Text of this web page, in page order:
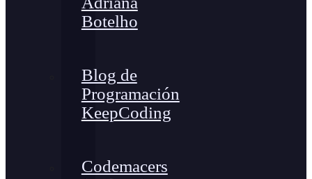
Botelho
Blog de
Programación
KeepCoding
Codemacers